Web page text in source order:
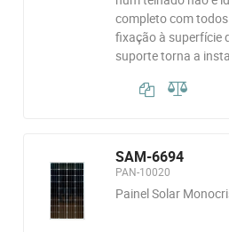
completo com
fixação à superfície
suporte torna a
SAM-6694
PAN-10020
Painel Solar